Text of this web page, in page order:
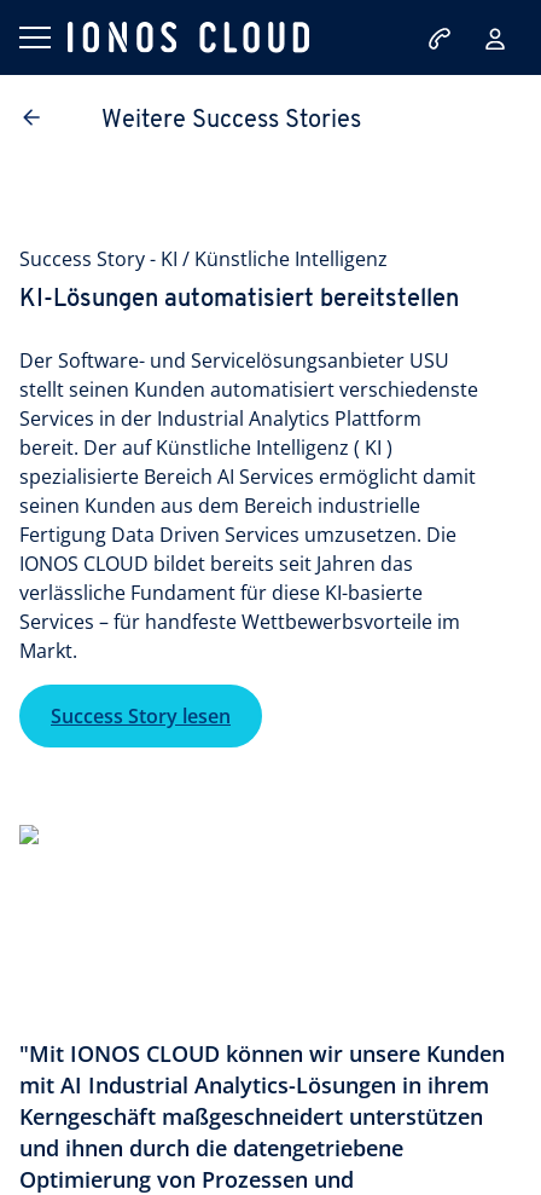
Weitere Success Stories
Success Story - KI / Künstliche Intelligenz
KI-Lösungen automatisiert bereitstellen
Der Software- und Servicelösungsanbieter USU
stellt seinen Kunden automatisiert verschiedenste
Services in der Industrial Analytics Plattform
bereit. Der auf Künstliche Intelligenz ( KI )
spezialisierte Bereich AI Services ermöglicht damit
seinen Kunden aus dem Bereich industrielle
Fertigung Data Driven Services umzusetzen. Die
IONOS CLOUD bildet bereits seit Jahren das
verlässliche Fundament für diese KI-basierte
Services – für handfeste Wettbewerbsvorteile im
Markt.
Success Story lesen
"Mit IONOS CLOUD können wir unsere Kunden
mit AI Industrial Analytics-Lösungen in ihrem
Kerngeschäft maßgeschneidert unterstützen
und ihnen durch die datengetriebene
Optimierung von Prozessen und